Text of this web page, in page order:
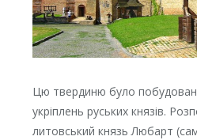
Цю твердиню було
укріплень руських князів.
литовський князь Любарт